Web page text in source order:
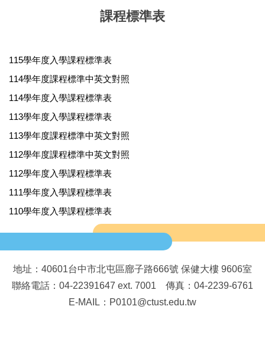
課程標準表
115學年度入學課程標準表
114學年度課程標準中英文對照
114學年度入學課程標準表
113學年度入學課程標準表
113學年度課程標準中英文對照
112學年度課程標準中英文對照
112學年度入學課程標準表
111學年度入學課程標準表
110學年度入學課程標準表
地址：40601台中市北屯區廍子路666號 保健大樓 9606室
聯絡電話：04-22391647 ext. 7001 傳真：04-2239-6761
E-MAIL：P0101@ctust.edu.tw